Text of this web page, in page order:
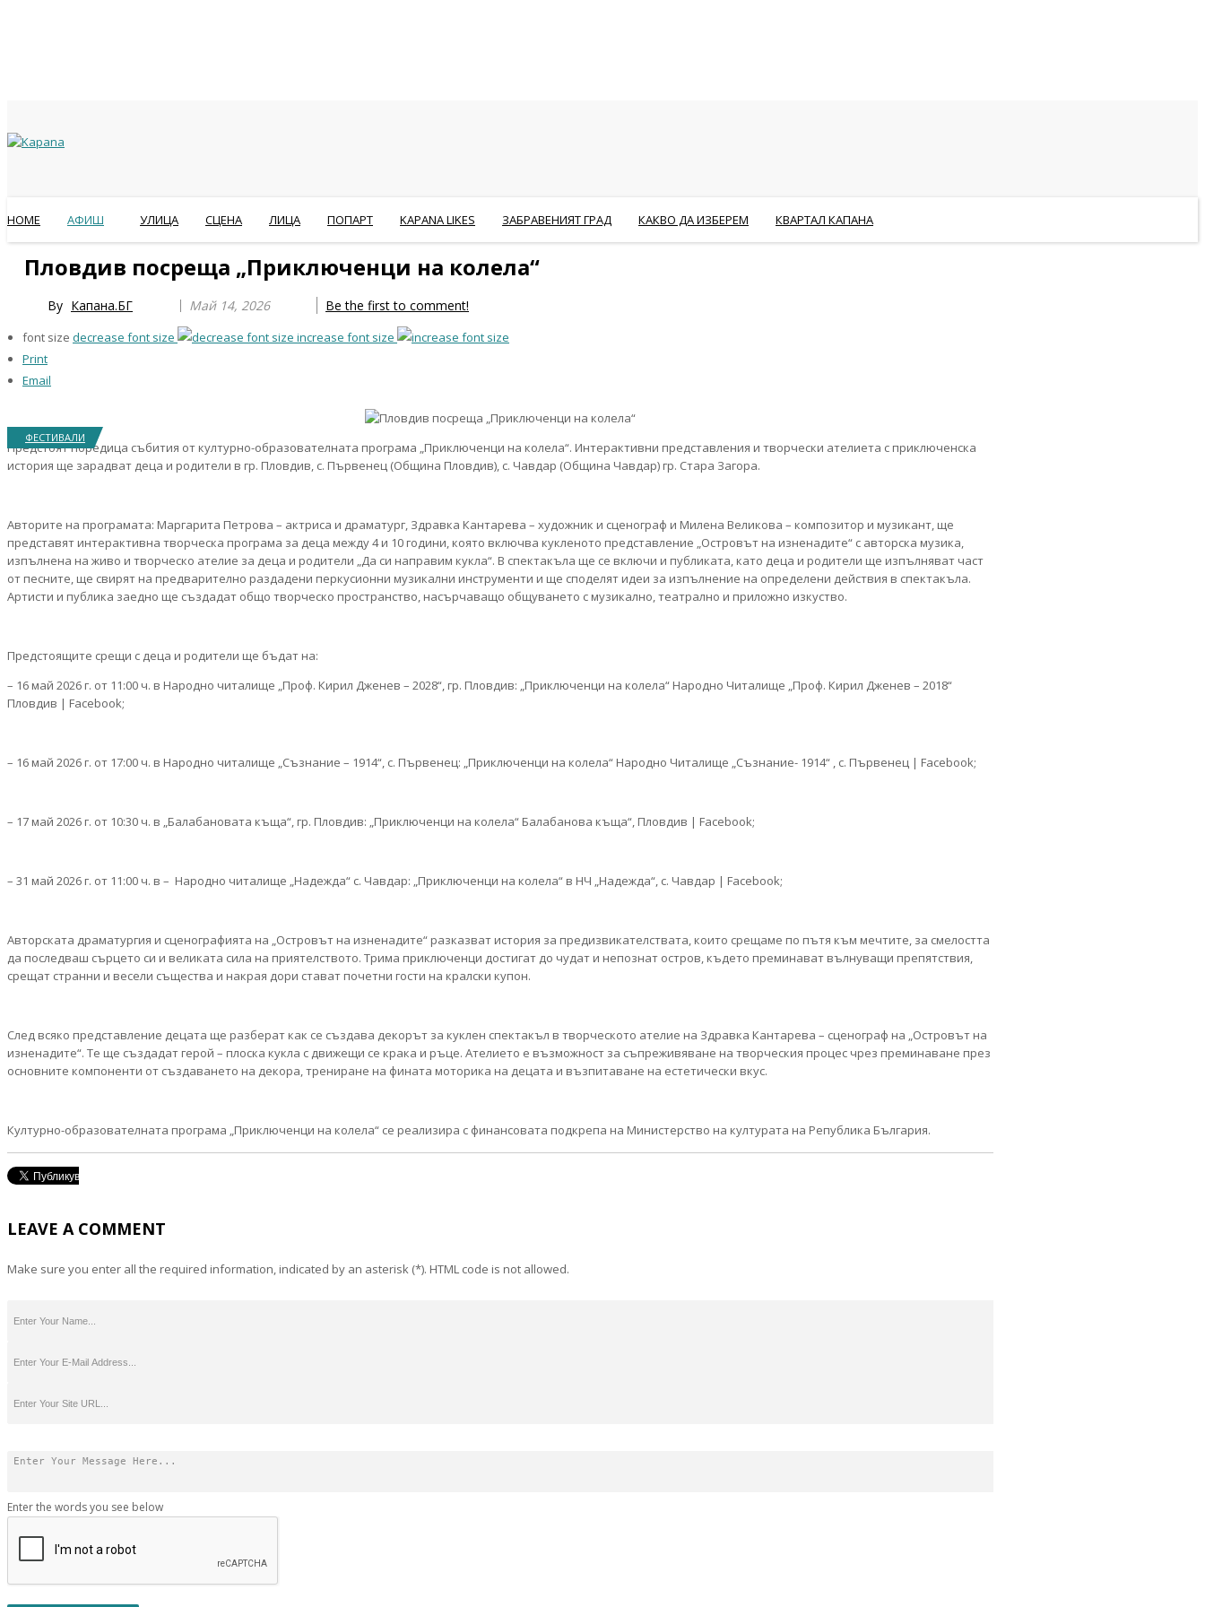
HOME АФИШ УЛИЦА СЦЕНА ЛИЦА ПОПАРТ KAPANA LIKES ЗАБРАВЕНИЯТ ГРАД КАКВО ДА ИЗБЕРЕМ КВАРТАЛ КАПАНА
Пловдив посреща „Приключенци на колела“
By Капана.БГ Май 14, 2026 Be the first to comment!
font size decrease font size
increase font size
Print
Email
ФЕСТИВАЛИ
Предстоят поредица събития от културно-образователната програма „Приключенци на колела“. Интерактивни представления и творчески ателиета с приключенска
история ще зарадват деца и родители в гр. Пловдив, с. Първенец (Община Пловдив), с. Чавдар (Община Чавдар) гр. Стара Загора.
Авторите на програмата: Маргарита Петрова – актриса и драматург, Здравка Кантарева – художник и сценограф и Милена Великова – композитор и музикант, ще
представят интерактивна творческа програма за деца между 4 и 10 години, която включва кукленото представление „Островът на изненадите“ с авторска музика,
изпълнена на живо и творческо ателие за деца и родители „Да си направим кукла“. В спектакъла ще се включи и публиката, като деца и родители ще изпълняват част
от песните, ще свирят на предварително раздадени перкусионни музикални инструменти и ще споделят идеи за изпълнение на определени действия в спектакъла.
Артисти и публика заедно ще създадат общо творческо пространство, насърчаващо общуването с музикално, театрално и приложно изкуство.
Предстоящите срещи с деца и родители ще бъдат на:
– 16 май 2026 г. от 11:00 ч. в Народно читалище „Проф. Кирил Дженев – 2028“, гр. Пловдив: „Приключенци на колела“ Народно Читалище „Проф. Кирил Дженев – 2018“
Пловдив | Facebook;
– 16 май 2026 г. от 17:00 ч. в Народно читалище „Съзнание – 1914“, с. Първенец: „Приключенци на колела“ Народно Читалище „Съзнание- 1914“ , с. Първенец | Facebook;
– 17 май 2026 г. от 10:30 ч. в „Балабановата къща“, гр. Пловдив: „Приключенци на колела“ Балабанова къща“, Пловдив | Facebook;
– 31 май 2026 г. от 11:00 ч. в – Народно читалище „Надежда“ с. Чавдар: „Приключенци на колела“ в НЧ „Надежда“, с. Чавдар | Facebook;
Авторската драматургия и сценографията на „Островът на изненадите“ разказват история за предизвикателствата, които срещаме по пътя към мечтите, за смелостта
да последваш сърцето си и великата сила на приятелството. Трима приключенци достигат до чудат и непознат остров, където преминават вълнуващи препятствия,
срещат странни и весели същества и накрая дори стават почетни гости на кралски купон.
След всяко представление децата ще разберат как се създава декорът за куклен спектакъл в творческото ателие на Здравка Кантарева – сценограф на „Островът на
изненадите“. Те ще създадат герой – плоска кукла с движещи се крака и ръце. Ателието е възможност за съпреживяване на творческия процес чрез преминаване през
основните компоненти от създаването на декора, трениране на фината моторика на децата и възпитаване на естетически вкус.
Културно-образователната програма „Приключенци на колела“ се реализира с финансовата подкрепа на Министерство на културата на Република България.
LEAVE A COMMENT
Make sure you enter all the required information, indicated by an asterisk (*). HTML code is not allowed.
Enter the words you see below
Year
Month
Year
Month